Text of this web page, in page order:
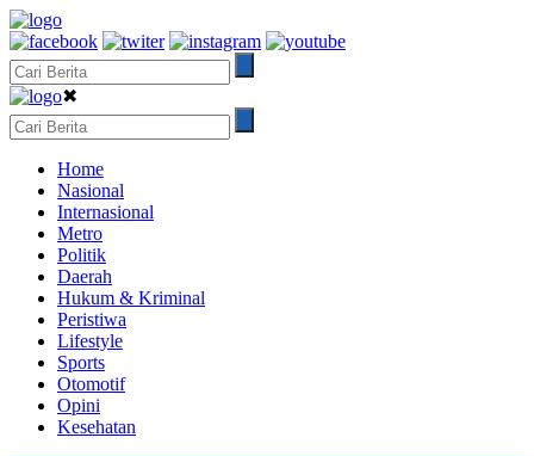
✖
Home
Nasional
Internasional
Metro
Politik
Daerah
Hukum & Kriminal
Peristiwa
Lifestyle
Sports
Otomotif
Opini
Kesehatan